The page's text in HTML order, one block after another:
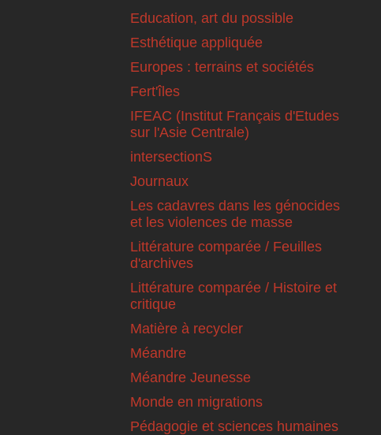
Education, art du possible
Esthétique appliquée
Europes : terrains et sociétés
Fert'îles
IFEAC (Institut Français d'Etudes
sur l'Asie Centrale)
intersectionS
Journaux
Les cadavres dans les génocides
et les violences de masse
Littérature comparée / Feuilles
d'archives
Littérature comparée / Histoire et
critique
Matière à recycler
Méandre
Méandre Jeunesse
Monde en migrations
Pédagogie et sciences humaines